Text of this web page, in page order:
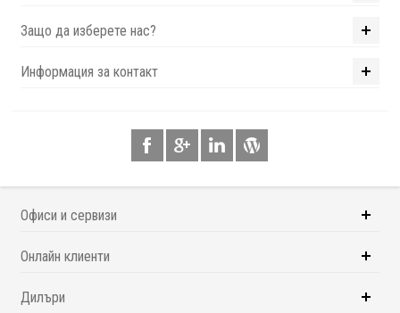
Защо да изберете нас?
Информация за контакт
Офиси и сервизи
Онлайн клиенти
Дилъри